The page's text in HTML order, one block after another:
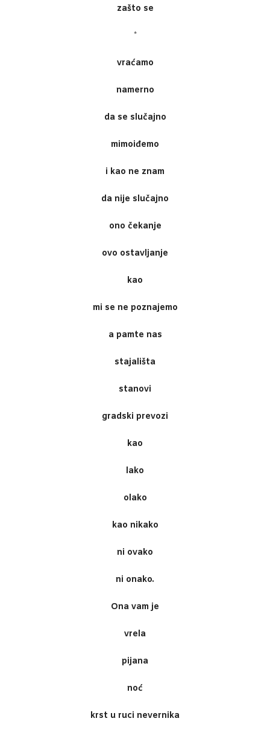
zašto se
*
vraćamo
namerno
da se slučajno
mimoiđemo
i kao ne znam
da nije slučajno
ono čekanje
ovo ostavljanje
kao
mi se ne poznajemo
a pamte nas
stajališta
stanovi
gradski prevozi
kao
lako
olako
kao nikako
ni ovako
ni onako.
Ona vam je
vrela
pijana
noć
krst u ruci nevernika